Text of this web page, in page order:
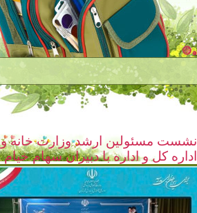
نشست مسئولين ارشد وزارت خانه و
اداره كل و اداره با دبيران سهام خيام